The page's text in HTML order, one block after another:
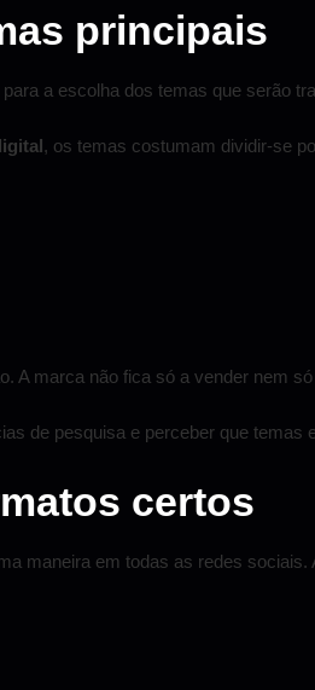
principais
a escolha dos temas que serão
, os temas costumam dividir-se
A marca não fica só a vender nem
de pesquisa e perceber que
certos
maneira em todas as redes